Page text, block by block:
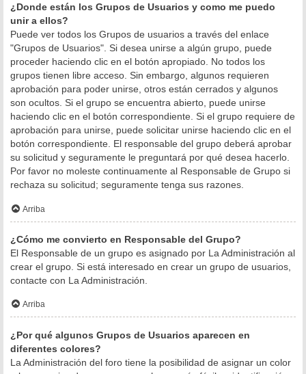
¿Donde están los Grupos de Usuarios y como me puedo
unir a ellos?
Puede ver todos los Grupos de usuarios a través del enlace
"Grupos de Usuarios". Si desea unirse a algún grupo, puede
proceder haciendo clic en el botón apropiado. No todos los
grupos tienen libre acceso. Sin embargo, algunos requieren
aprobación para poder unirse, otros están cerrados y algunos
son ocultos. Si el grupo se encuentra abierto, puede unirse
haciendo clic en el botón correspondiente. Si el grupo requiere de
aprobación para unirse, puede solicitar unirse haciendo clic en el
botón correspondiente. El responsable del grupo deberá aprobar
su solicitud y seguramente le preguntará por qué desea hacerlo.
Por favor no moleste continuamente al Responsable de Grupo si
rechaza su solicitud; seguramente tenga sus razones.
Arriba
¿Cómo me convierto en Responsable del Grupo?
El Responsable de un grupo es asignado por La Administración al
crear el grupo. Si está interesado en crear un grupo de usuarios,
contacte con La Administración.
Arriba
¿Por qué algunos Grupos de Usuarios aparecen en
diferentes colores?
La Administración del foro tiene la posibilidad de asignar un color